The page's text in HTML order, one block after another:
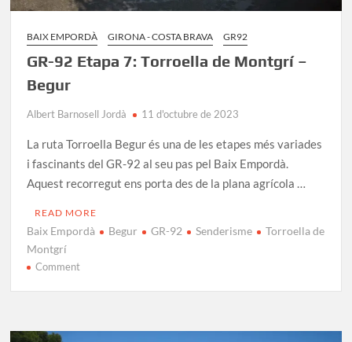
BAIX EMPORDÀ GIRONA - COSTA BRAVA GR92
GR-92 Etapa 7: Torroella de Montgrí –
Begur
Albert Barnosell Jordà 11 d'octubre de 2023
La ruta Torroella Begur és una de les etapes més variades
i fascinants del GR-92 al seu pas pel Baix Empordà.
Aquest recorregut ens porta des de la plana agrícola …
READ MORE
Baix Empordà Begur GR-92 Senderisme
Torroella de
Montgrí
Commenton
7: